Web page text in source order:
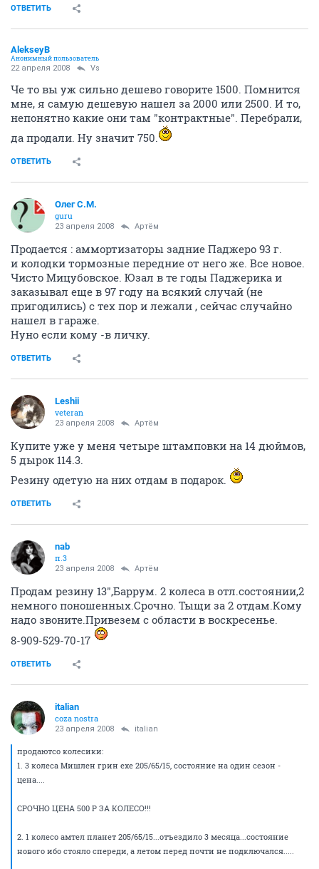
ОТВЕТИТЬ
AlekseyB
Анонимный пользователь
22 апреля 2008 Vs
Че то вы уж сильно дешево говорите 1500. Помнится
мне, я самую дешевую нашел за 2000 или 2500. И то,
непонятно какие они там "контрактные". Перебрали,
да продали. Ну значит 750.
ОТВЕТИТЬ
Олег С.М.
guru
23 апреля 2008 Артём
Продается : аммортизаторы задние Паджеро 93 г.
и колодки тормозные передние от него же. Все новое.
Чисто Мицубовское. Юзал в те годы Паджерика и
заказывал еще в 97 году на всякий случай (не
пригодились) с тех пор и лежали , сейчас случайно
нашел в гараже.
Нуно если кому -в личку.
ОТВЕТИТЬ
Leshii
veteran
23 апреля 2008 Артём
Купите уже у меня четыре штамповки на 14 дюймов,
5 дырок 114.3.
Резину одетую на них отдам в подарок.
ОТВЕТИТЬ
nab
п.3
23 апреля 2008 Артём
Продам резину 13",Баррум. 2 колеса в отл.состоянии,2
немного поношенных.Срочно. Тыщи за 2 отдам.Кому
надо звоните.Привезем с области в воскресенье.
8-909-529-70-17
ОТВЕТИТЬ
italian
coza nostra
23 апреля 2008 italian
продаютсо колесики:
1. 3 колеса Мишлен грин ехе 205/65/15, состояние на один сезон -
цена....
СРОЧНО ЦЕНА 500 Р ЗА КОЛЕСО!!!
2. 1 колесо амтел планет 205/65/15...отъездило 3 месяца...состояние
нового ибо стояло спереди, а летом перед почти не подключался.....